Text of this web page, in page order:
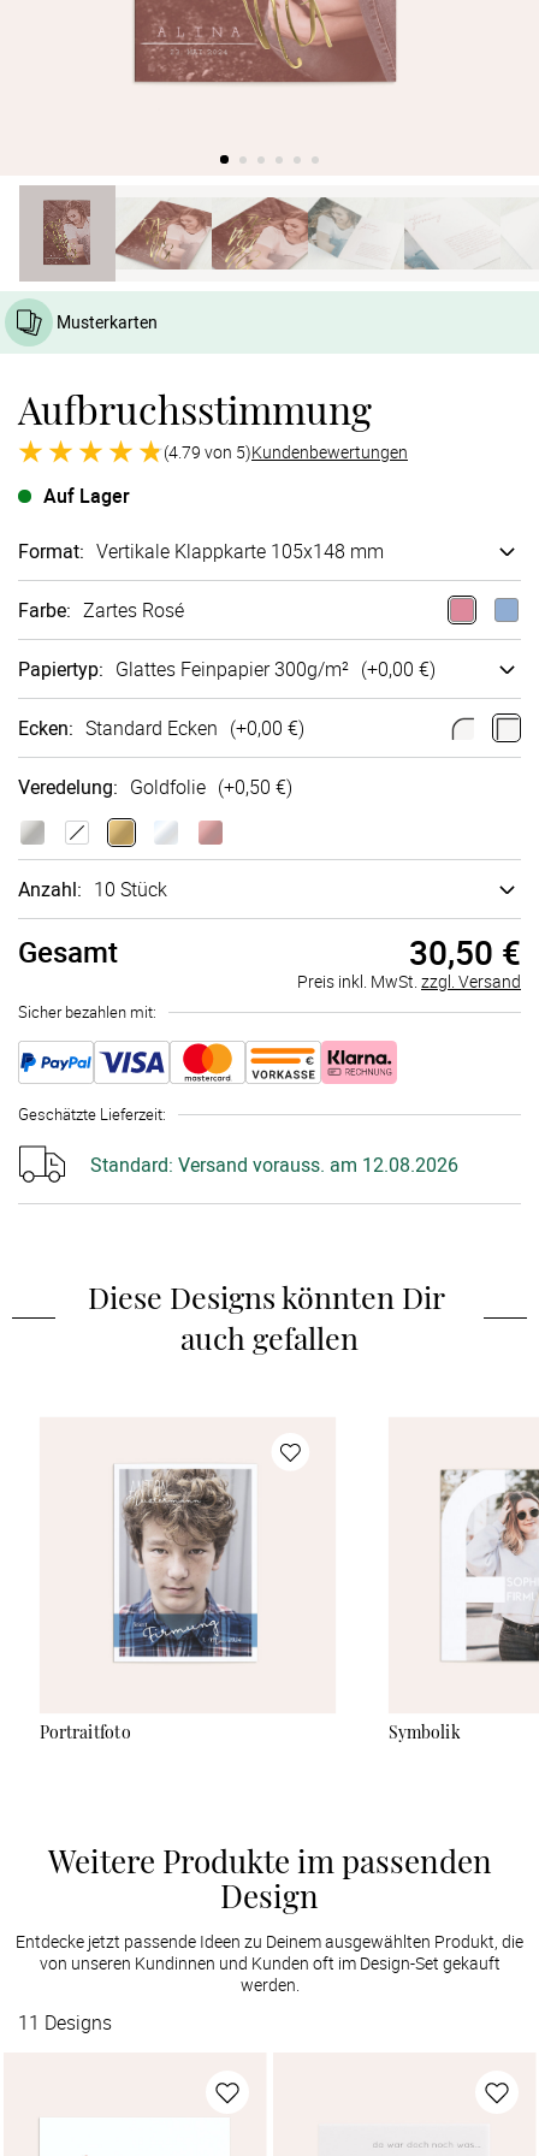
Musterkarten
Aufbruchsstimmung
(4.79 von 5)Kundenbewertungen
Auf Lager
Format: Vertikale Klappkarte 105x148 mm
Farbe: Zartes Rosé
Papiertyp: Glattes Fein­papier 300g/m² (+0,00 €)
Ecken: Standard Ecken (+0,00 €)
Veredelung: Goldfolie (+0,50 €)
Anzahl: 10 Stück
Gesamt 30,50 €
Preis inkl. MwSt. zzgl. Versand
Sicher bezahlen mit:
Geschätzte Lieferzeit:
Standard: Versand vorauss. am 12.08.2026
Diese Designs könnten Dir
auch gefallen
Portraitfoto Symbolik
Weitere Produkte im passenden
Design
Entdecke jetzt passende Ideen zu Deinem ausgewählten Produkt, die
von unseren Kundinnen und Kunden oft im Design-Set gekauft
werden.
11 Designs